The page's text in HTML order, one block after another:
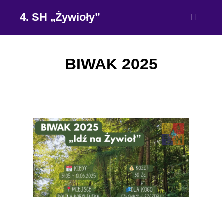
4. SH „Żywioły”
BIWAK 2025